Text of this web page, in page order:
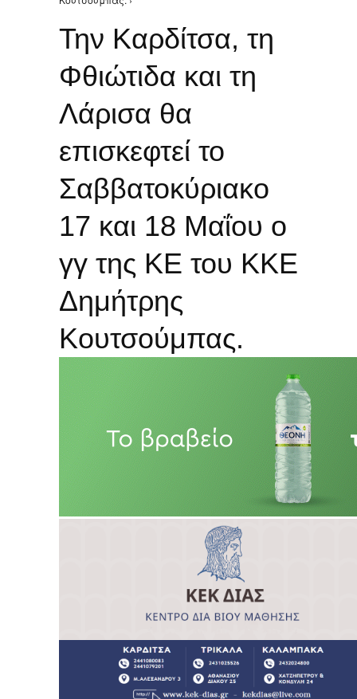
Την Καρδίτσα, τη
Φθιώτιδα και τη
Λάρισα θα
επισκεφτεί το
Σαββατοκύριακο
17 και 18 Μαΐου ο
γγ της ΚΕ του ΚΚΕ
Δημήτρης
Κουτσούμπας.